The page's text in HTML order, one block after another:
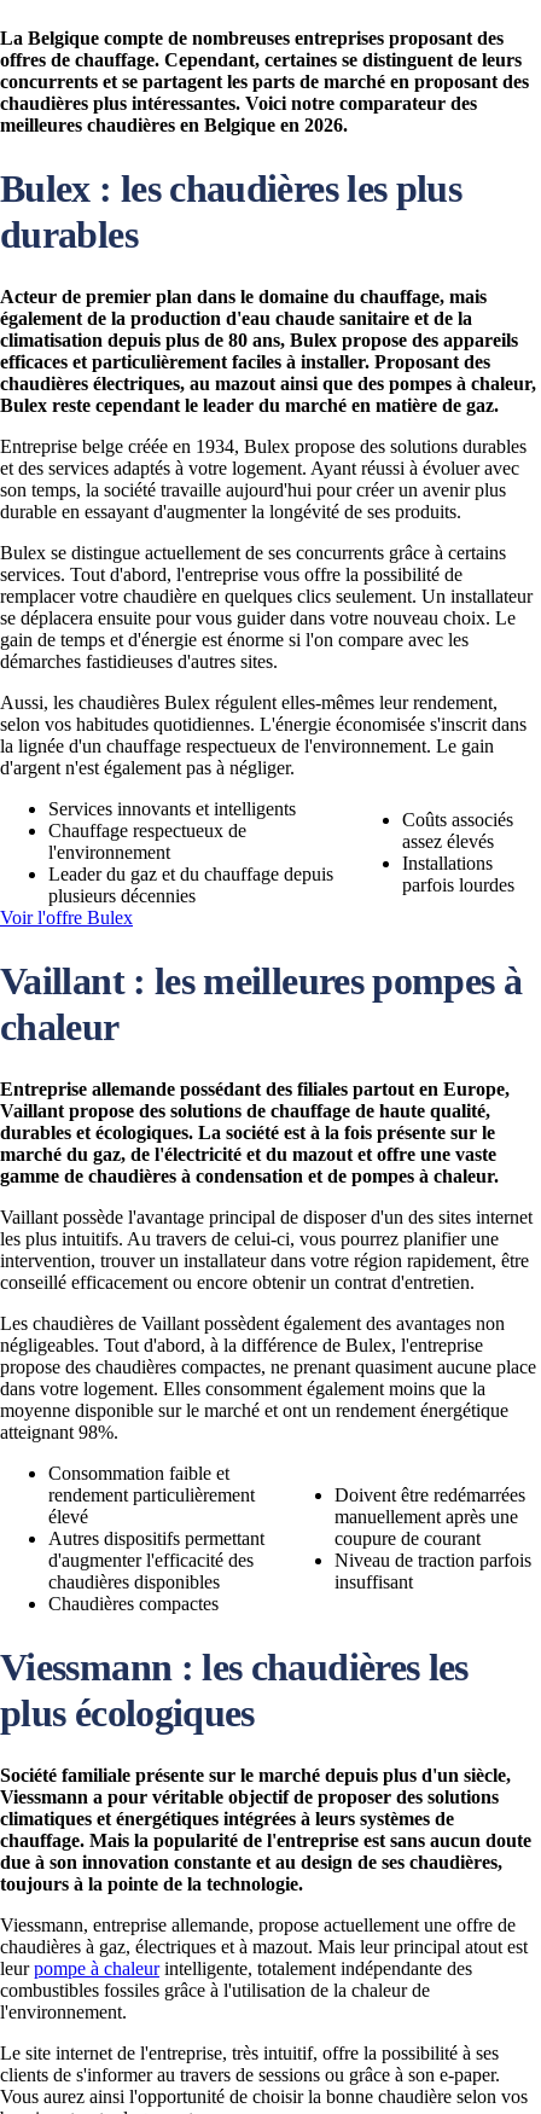
La Belgique compte de nombreuses entreprises proposant des
offres de chauffage. Cependant, certaines se distinguent de leurs
concurrents et se partagent les parts de marché en proposant des
chaudières plus intéressantes. Voici notre comparateur des
meilleures chaudières en Belgique en 2026.
Bulex : les chaudières les plus
durables
Acteur de premier plan dans le domaine du chauffage, mais
également de la production d'eau chaude sanitaire et de la
climatisation depuis plus de 80 ans, Bulex propose des appareils
efficaces et particulièrement faciles à installer. Proposant des
chaudières électriques, au mazout ainsi que des pompes à chaleur,
Bulex reste cependant le leader du marché en matière de gaz.
Entreprise belge créée en 1934, Bulex propose des solutions durables
et des services adaptés à votre logement. Ayant réussi à évoluer avec
son temps, la société travaille aujourd'hui pour créer un avenir plus
durable en essayant d'augmenter la longévité de ses produits.
Bulex se distingue actuellement de ses concurrents grâce à certains
services. Tout d'abord, l'entreprise vous offre la possibilité de
remplacer votre chaudière en quelques clics seulement. Un installateur
se déplacera ensuite pour vous guider dans votre nouveau choix. Le
gain de temps et d'énergie est énorme si l'on compare avec les
démarches fastidieuses d'autres sites.
Aussi, les chaudières Bulex régulent elles-mêmes leur rendement,
selon vos habitudes quotidiennes. L'énergie économisée s'inscrit dans
la lignée d'un chauffage respectueux de l'environnement. Le gain
d'argent n'est également pas à négliger.
Services innovants et intelligents
Chauffage respectueux de
l'environnement
Leader du gaz et du chauffage depuis
plusieurs décennies
Coûts associés
assez élevés
Installations
parfois lourdes
Voir l'offre Bulex
Vaillant : les meilleures pompes à
chaleur
Entreprise allemande possédant des filiales partout en Europe,
Vaillant propose des solutions de chauffage de haute qualité,
durables et écologiques. La société est à la fois présente sur le
marché du gaz, de l'électricité et du mazout et offre une vaste
gamme de chaudières à condensation et de pompes à chaleur.
Vaillant possède l'avantage principal de disposer d'un des sites internet
les plus intuitifs. Au travers de celui-ci, vous pourrez planifier une
intervention, trouver un installateur dans votre région rapidement, être
conseillé efficacement ou encore obtenir un contrat d'entretien.
Les chaudières de Vaillant possèdent également des avantages non
négligeables. Tout d'abord, à la différence de Bulex, l'entreprise
propose des chaudières compactes, ne prenant quasiment aucune place
dans votre logement. Elles consomment également moins que la
moyenne disponible sur le marché et ont un rendement énergétique
atteignant 98%.
Consommation faible et
rendement particulièrement
élevé
Autres dispositifs permettant
d'augmenter l'efficacité des
chaudières disponibles
Chaudières compactes
Doivent être redémarrées
manuellement après une
coupure de courant
Niveau de traction parfois
insuffisant
Viessmann : les chaudières les
plus écologiques
Société familiale présente sur le marché depuis plus d'un siècle,
Viessmann a pour véritable objectif de proposer des solutions
climatiques et énergétiques intégrées à leurs systèmes de
chauffage. Mais la popularité de l'entreprise est sans aucun doute
due à son innovation constante et au design de ses chaudières,
toujours à la pointe de la technologie.
Viessmann, entreprise allemande, propose actuellement une offre de
chaudières à gaz, électriques et à mazout. Mais leur principal atout est
leurpompe à chaleurintelligente, totalement indépendante des
combustibles fossiles grâce à l'utilisation de la chaleur de
l'environnement.
Le site internet de l'entreprise, très intuitif, offre la possibilité à ses
clients de s'informer au travers de sessions ou grâce à son e-paper.
Vous aurez ainsi l'opportunité de choisir la bonne chaudière selon vos